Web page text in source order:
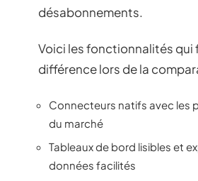
désabonnements.
Voici les fonctionnalités qui
différence lors de la
Connecteurs natifs avec les
du marché
Tableaux de bord lisibles et
données facilités